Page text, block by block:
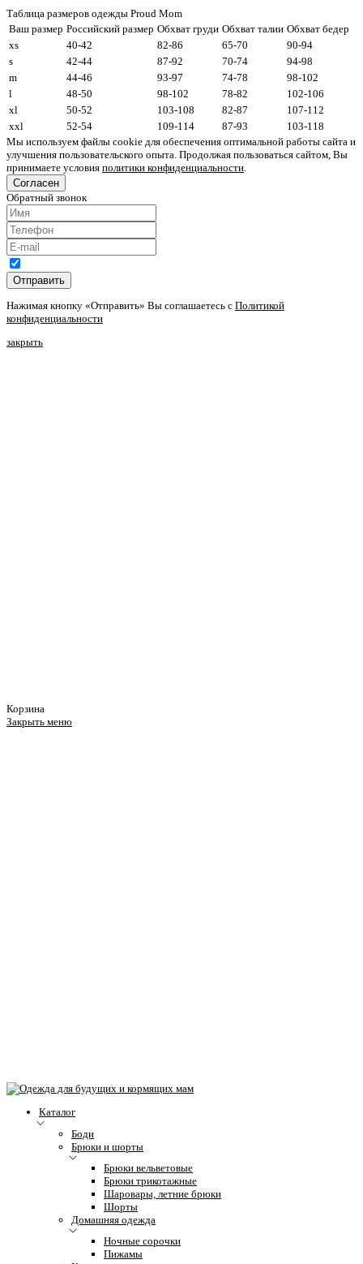
Таблица размеров одежды Proud Mom
Ваш размер Российский размер Обхват груди Обхват талии Обхват бедер
xs
40-42 82-86 65-70
90-94
s
42-44 87-92 70-74
94-98
m
44-46 93-97 74-78
98-102
l
48-50 98-102 78-82
102-106
xl
50-52 103-108 82-87
107-112
xxl
52-54 109-114 87-93
103-118
Мы используем файлы cookie для обеспечения оптимальной работы сайта и
улучшения пользовательского опыта. Продолжая пользоваться сайтом, Вы
принимаете условия политики конфиденциальности.
Согласен
Обратный звонок
Отправить
Нажимая кнопку «Отправить» Вы соглашаетесь с Политикой
конфиденциальности
закрыть
Корзина
Закрыть меню
Каталог
Боди
Брюки и шорты
Брюки вельветовые
Брюки трикотажные
Шаровары, летние брюки
Шорты
Домашняя одежда
Ночные сорочки
Пижамы